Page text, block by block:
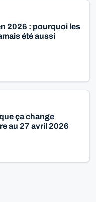
2026 : pourquoi les
été aussi
ça change
au 27 avril 2026